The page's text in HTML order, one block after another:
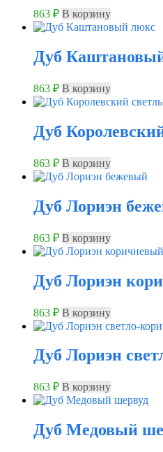
863 ₽ В корзину
Дуб
863 ₽ В корзину
Дуб
863 ₽ В корзину
Дуб Лориэн
863 ₽ В корзину
Дуб Лориэн
863 ₽ В корзину
Дуб Лориэн
863 ₽ В корзину
Дуб Медовый